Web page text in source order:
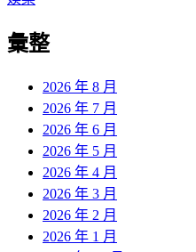
覽
彙整
2026 年 8 月
2026 年 7 月
2026 年 6 月
2026 年 5 月
2026 年 4 月
2026 年 3 月
2026 年 2 月
2026 年 1 月